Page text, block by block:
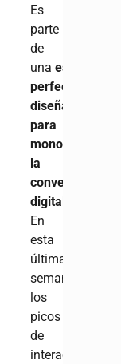
Es
parte
de
unaestrategia
perfectamente
diseñada
para
monopolizar
la
conversación
digital
En
esta
última
semana,
los
picos
de
interacción